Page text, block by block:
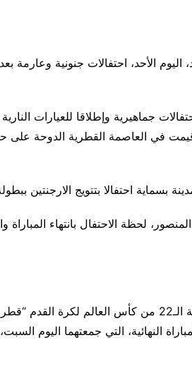
الأحد، احتفالات جنونية وعارمة
جماهيرية وإطلاقا للعيارات النارية
في العاصمة القطرية الدوحة
بسماية احتفالا بتتويج الارجنتين ببطولة
لحظة الاحتفال بانتهاء المباراة